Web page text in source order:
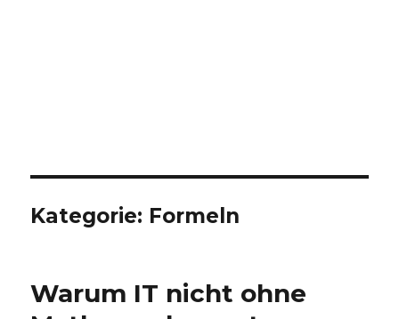
Kategorie: Formeln
Warum IT nicht ohne